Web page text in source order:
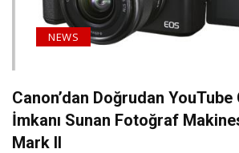
NEWS
Canon’dan Doğrudan YouTube
İmkanı Sunan Fotoğraf
Mark II